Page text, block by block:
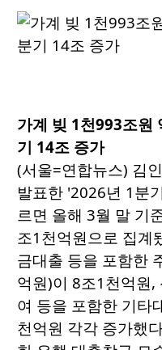
가계 빚 1천993조원
기 14조 증가
(서울=연합뉴스) 김
발표한 '2026년 1분
르면 올해 3월 말 기
조1천억원으로 집계
금대출 등을 포함한
억원)이 8조1천억원
여 등을 포함한 기타
천억원 각각 증가했